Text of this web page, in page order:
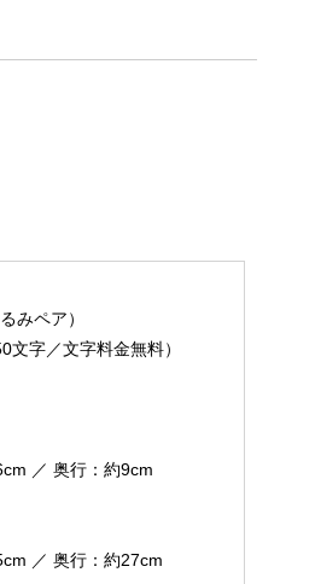
みペア）
文字／文字料金無料）
／ 奥行：約9cm
／ 奥行：約27cm